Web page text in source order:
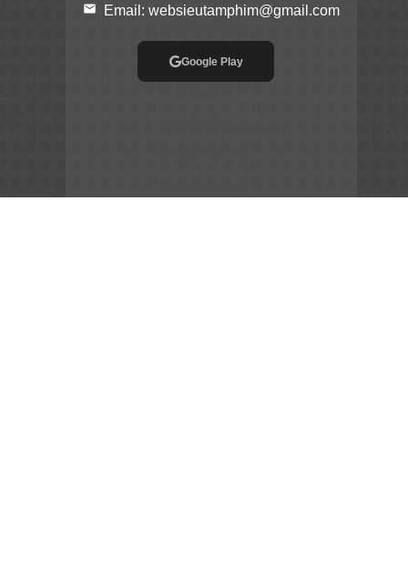
email Email: websieutamphim@gmail.com
Google Play